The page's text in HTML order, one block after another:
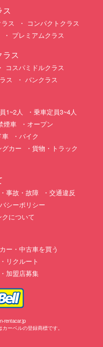
ス
ス
コンパクトクラス
プレミアムクラス
ス
コスパミドルクラス
ス バンクラス
1~2人
乗車定員3~4人
煙車
オープン
車
バイク
カー
貨物・トラック
事故・故障
交通違反
シーポリシー
クについて
ー・中古車を買う
リクルート
加盟店募集
rentacar.jp
ーベルの登録商標です。